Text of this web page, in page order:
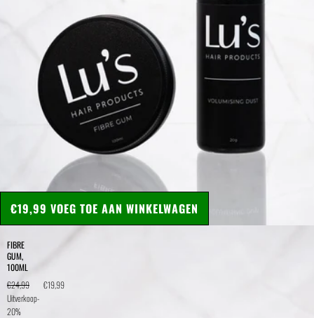
FIBRE
GUM,
100ML
€24,99
€19,99
Uitverkoop-
20%
€19,99 VOEG TOE AAN WINKELWAGEN